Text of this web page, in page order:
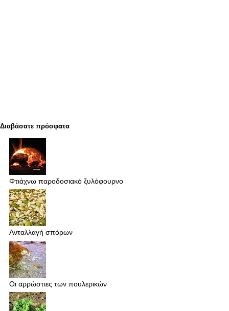
Διαβάσατε πρόσφατα
Φτιάχνω παροδοσιακό ξυλόφουρνο
Ανταλλαγή σπόρων
Οι αρρώστιες των πουλερικών